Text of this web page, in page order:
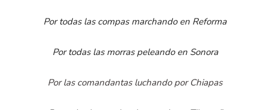
Por todas las compas marchando en Reforma
Por todas las morras peleando en Sonora
Por las comandantas luchando por Chiapas